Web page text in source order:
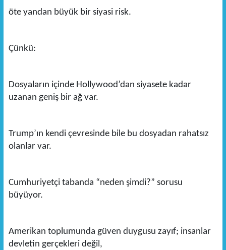
öte yandan büyük bir siyasi risk.
Çünkü:
Dosyaların içinde Hollywood’dan siyasete kadar
uzanan geniş bir ağ var.
Trump’ın kendi çevresinde bile bu dosyadan rahatsız
olanlar var.
Cumhuriyetçi tabanda “neden şimdi?” sorusu
büyüyor.
Amerikan toplumunda güven duygusu zayıf; insanlar
devletin gerçekleri değil,